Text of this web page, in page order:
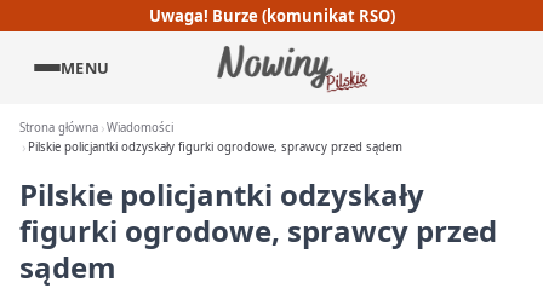
Uwaga! Burze (komunikat RSO)
MENU
Strona główna Wiadomości
Pilskie policjantki odzyskały figurki ogrodowe, sprawcy przed sądem
Pilskie policjantki odzyskały
figurki ogrodowe, sprawcy przed
sądem